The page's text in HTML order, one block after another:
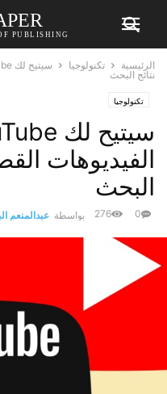
PUBLISHING
الرئيسية تكنولوجيا
نتائج البحث
تكنولوجيا
الفيديوهات
البحث
بواسطة عبدالمنعم 0
276